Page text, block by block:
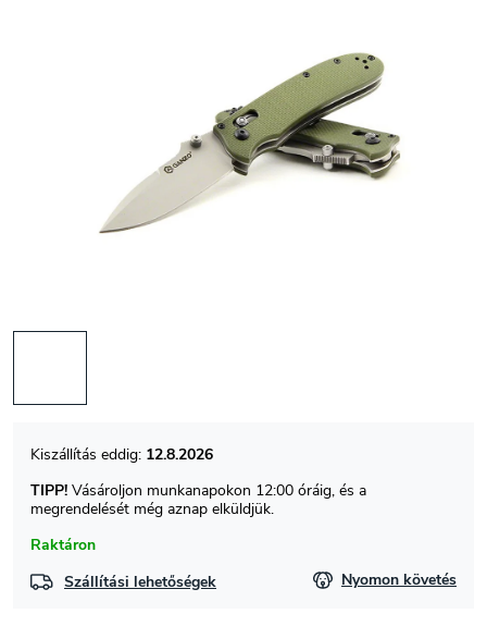
Raktáron
12.8.2026
TIPP! Vásároljon munkanapokon 12:00 óráig, és a
megrendelését még aznap elküldjük.
Szállítási lehetőségek Nyomon követés